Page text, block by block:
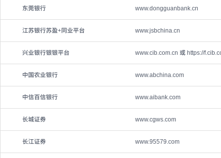
东莞银行 www.dongguanbank.cn
江苏银行苏盈+同业平台 www.jsbchina.cn
兴业银行银银平台 www.cib.com.cn 或 https://
中国农业银行 www.abchina.com
中信百信银行 www.aibank.com
长城证券 www.cgws.com
长江证券 www.95579.com